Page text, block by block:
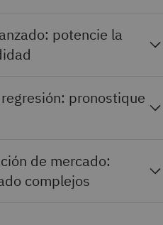
potencie la
pronostique
de mercado:
complejos